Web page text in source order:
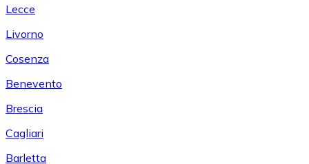
Lecce
Livorno
Cosenza
Benevento
Brescia
Cagliari
Barletta